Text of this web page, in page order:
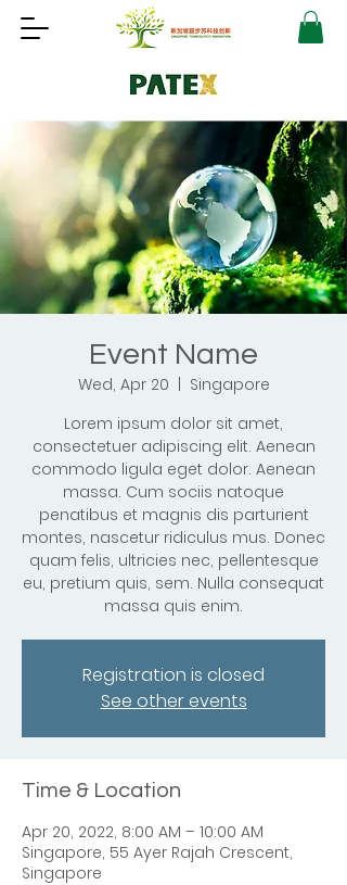
Event Name
Wed, Apr 20
Singapore
Lorem ipsum dolor sit amet,
consectetuer adipiscing elit. Aenean
commodo ligula eget dolor. Aenean
massa. Cum sociis natoque
penatibus et magnis dis parturient
montes, nascetur ridiculus mus. Donec
quam felis, ultricies nec, pellentesque
eu, pretium quis, sem. Nulla consequat
massa quis enim.
Registration is closed
See other events
Time & Location
Apr 20, 2022, 8:00 AM – 10:00 AM
Singapore, 55 Ayer Rajah Crescent,
Singapore